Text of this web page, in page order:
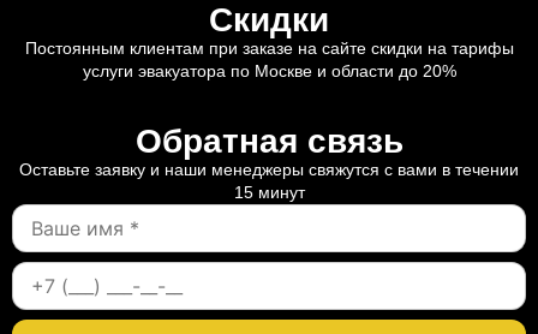
Скидки
Постоянным клиентам при заказе на сайте скидки на тарифы
услуги эвакуатора по Москве и области до 20%
Обратная связь
Оставьте заявку и наши менеджеры свяжутся с вами в течении
15 минут